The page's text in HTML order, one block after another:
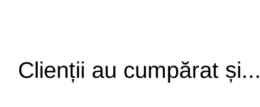
Clienții au cumpărat și...